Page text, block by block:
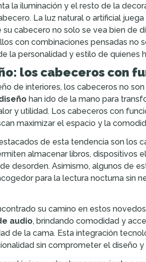
la iluminación y el resto de la
La luz natural o artificial
cabecero no solo se vea bien de
con combinaciones pensadas no
la personalidad y estilo de quienes
los cabeceros con
de interiores, los cabeceros no
han ido de la mano para
y utilidad. Los cabeceros con
maximizar el espacio y la
de esta tendencia son los
almacenar libros,
desorden. Asimismo, algunos de
para la lectura nocturna sin
su camino en estos
audio, brindando comodidad y
de la cama. Esta integración
sin comprometer el diseño y